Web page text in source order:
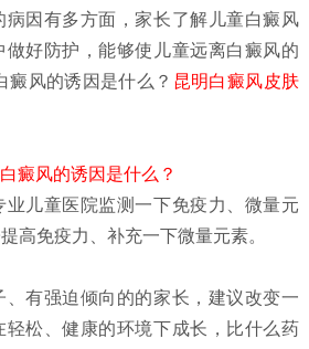
因有多方面，家长了解儿童白癜风
做好防护，能够使儿童远离白癜风的
癜风的诱因是什么？ 昆明白癜风皮肤
癜风的诱因是什么？
儿童医院监测一下免疫力、微量元
高免疫力、补充一下微量元素。
有强迫倾向的的家长，建议改变一
松、健康的环境下成长，比什么药